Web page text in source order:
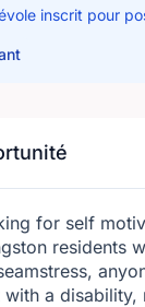
inscrit pour
for self
residents
a